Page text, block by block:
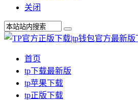
关闭
首页
tp下载最新版
tp苹果下载
tp正版下载